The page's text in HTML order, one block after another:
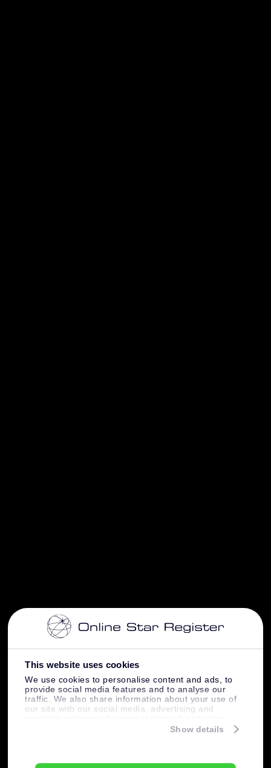
This website uses cookies
We use cookies to personalise content and ads, to
provide social media features and to analyse our
traffic. We also share information about your use of
our site with our social media, advertising and
information that you’ve provided to them or that
Show details